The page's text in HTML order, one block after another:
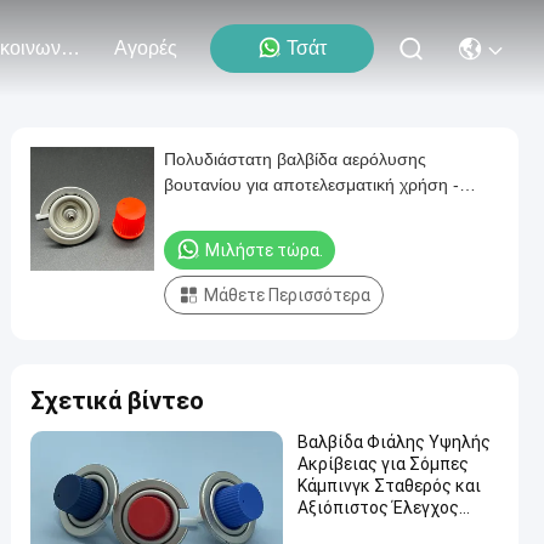
Επικοινωνήστε Μαζί Μας Αγορές Τσάτ
Πολυδιάστατη βαλβίδα αερόλυσης
βουτανίου για αποτελεσματική χρήση -
Μιλήστε τώρα.
Μάθετε Περισσότερα
Σχετικά βίντεο
Βαλβίδα Φιάλης Υψηλής
Ακρίβειας για Σόμπες
Κάμπινγκ Σταθερός και
Αξιόπιστος Έλεγχος